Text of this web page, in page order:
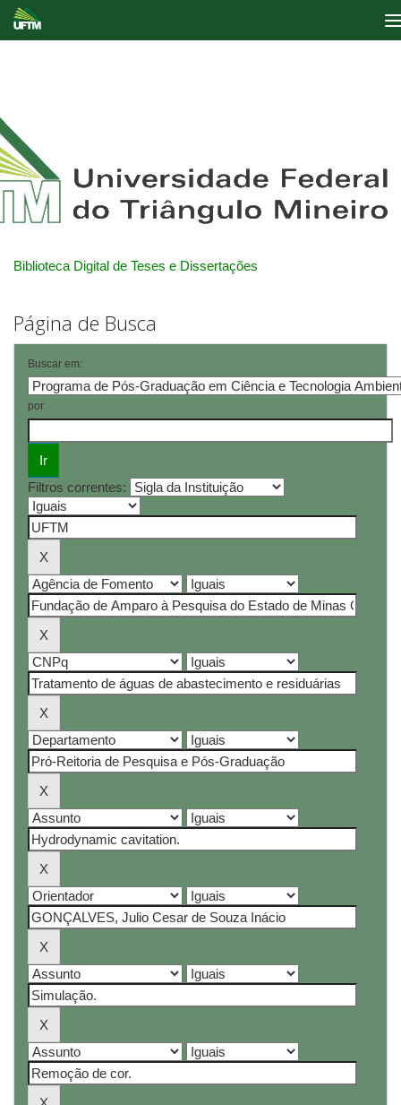
Biblioteca Digital de Teses e Dissertações
Página de Busca
Buscar em:
por
Filtros correntes: